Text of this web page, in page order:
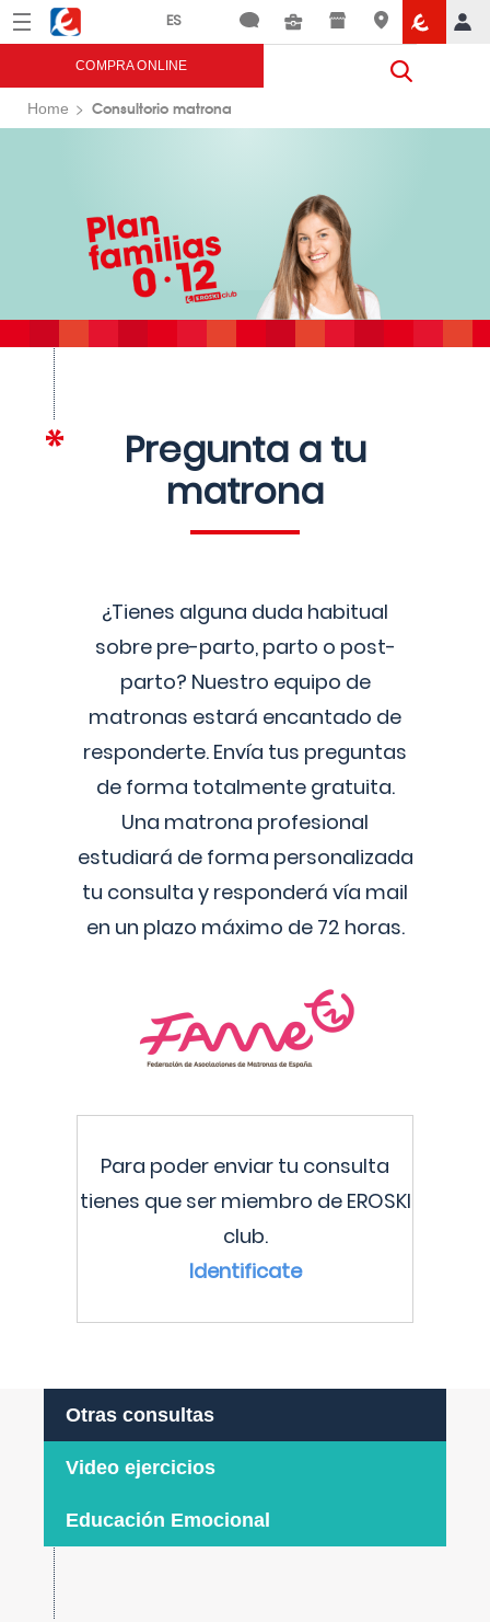
Menú Eroski
COMPRA ONLINE
Home Consultorio matrona
Pregunta a tu
matrona
¿Tienes alguna duda habitual
sobre pre-parto, parto o post-
parto? Nuestro equipo de
matronas estará encantado de
responderte. Envía tus preguntas
de forma totalmente gratuita.
Una matrona profesional
estudiará de forma personalizada
tu consulta y responderá vía mail
en un plazo máximo de 72 horas.
Para poder enviar tu consulta
tienes que ser miembro de EROSKI
club.
Identificate
Otras consultas
Video ejercicios
Educación Emocional